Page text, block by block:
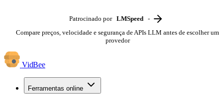
Patrocinado por LMSpeed -
Compare preços, velocidade e segurança de APIs LLM antes de escolher um
provedor
VidBee
Ferramentas online